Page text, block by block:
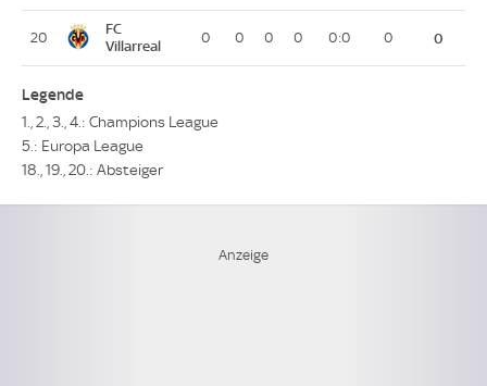
20
FC
Villarreal
0 0 0 0 0:0 0 0
Legende
1., 2., 3., 4.: Champions League
5.: Europa League
18., 19., 20.: Absteiger